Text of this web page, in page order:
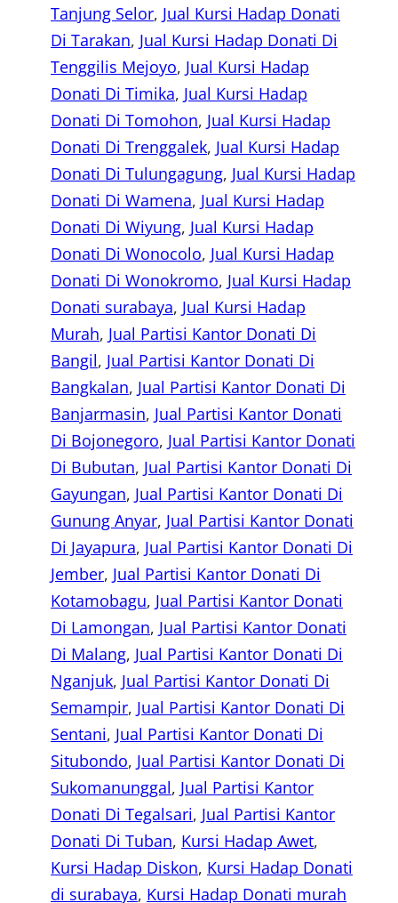
Tanjung Selor, Jual Kursi Hadap Donati
Di Tarakan, Jual Kursi Hadap Donati Di
Tenggilis Mejoyo, Jual Kursi Hadap
Donati Di Timika, Jual Kursi Hadap
Donati Di Tomohon, Jual Kursi Hadap
Donati Di Trenggalek, Jual Kursi Hadap
Donati Di Tulungagung, Jual Kursi Hadap
Donati Di Wamena, Jual Kursi Hadap
Donati Di Wiyung, Jual Kursi Hadap
Donati Di Wonocolo, Jual Kursi Hadap
Donati Di Wonokromo, Jual Kursi Hadap
Donati surabaya, Jual Kursi Hadap
Murah, Jual Partisi Kantor Donati Di
Bangil, Jual Partisi Kantor Donati Di
Bangkalan, Jual Partisi Kantor Donati Di
Banjarmasin, Jual Partisi Kantor Donati
Di Bojonegoro, Jual Partisi Kantor Donati
Di Bubutan, Jual Partisi Kantor Donati Di
Gayungan, Jual Partisi Kantor Donati Di
Gunung Anyar, Jual Partisi Kantor Donati
Di Jayapura, Jual Partisi Kantor Donati Di
Jember, Jual Partisi Kantor Donati Di
Kotamobagu, Jual Partisi Kantor Donati
Di Lamongan, Jual Partisi Kantor Donati
Di Malang, Jual Partisi Kantor Donati Di
Nganjuk, Jual Partisi Kantor Donati Di
Semampir, Jual Partisi Kantor Donati Di
Sentani, Jual Partisi Kantor Donati Di
Situbondo, Jual Partisi Kantor Donati Di
Sukomanunggal, Jual Partisi Kantor
Donati Di Tegalsari, Jual Partisi Kantor
Donati Di Tuban, Kursi Hadap Awet
Kursi Hadap Diskon, Kursi Hadap Donati
di surabaya, Kursi Hadap Donati murah